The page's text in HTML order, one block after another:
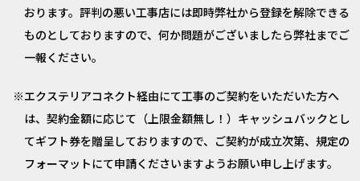
おります。評判の悪い工事店には即時弊社から登録を解除できる
ものとしておりますので、何か問題がございましたら弊社までご
一報ください。
エクステリアコネクト経由にて工事のご契約をいただいた方へ
は、契約金額に応じて（上限金額無し！）キャッシュバックとし
てギフト券を贈呈しておりますので、ご契約が成立次第、規定の
フォーマットにて申請くださいますようお願い申し上げます。